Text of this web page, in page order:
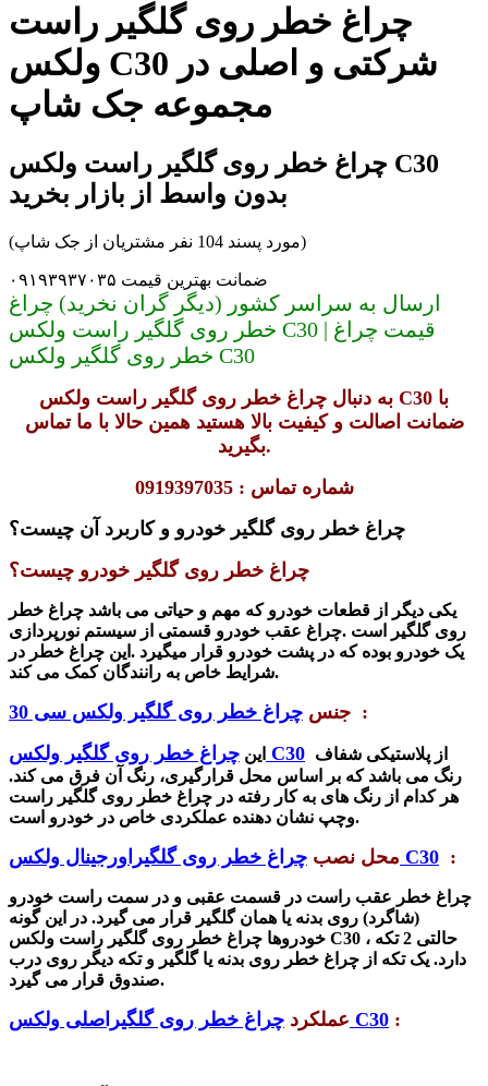
چراغ خطر روی گلگیر راست
ولکس C30 شرکتی و اصلی در
مجموعه جک شاپ
چراغ خطر روی گلگیر راست ولکس C30
بدون واسط از بازار بخرید
(مورد پسند 104 نفر مشتریان از جک شاپ)
ضمانت بهترین قیمت ۰۹۱۹۳۹۳۷۰۳۵
ارسال به سراسر کشور (دیگر گران نخرید) چراغ
خطر روی گلگیر راست ولکس C30 | قیمت چراغ
خطر روی گلگیر ولکس C30
به دنبال چراغ خطر روی گلگیر راست ولکس C30 با
ضمانت اصالت و کیفیت بالا هستید همین حالا با ما تماس
بگیرید.
شماره تماس : 0919397035
چراغ خطر روی گلگیر خودرو و کاربرد آن چیست؟
چراغ خطر روی گلگیر خودرو چیست؟
یکی دیگر از قطعات خودرو که مهم و حیاتی می باشد چراغ خطر
روی گلگیر است .چراغ عقب خودرو قسمتی از سیستم نورپردازی
یک خودرو بوده که در پشت خودرو قرار میگیرد . این چراغ خطر در
شرایط خاص به رانندگان کمک می کند.
جنس چراغ خطر روی گلگیر ولکس سی 30 :
این چراغ خطر روی گلگیر ولکس C30
رنگ می باشد که بر اساس محل قرارگیری، رنگ آن فرق می کند.
هر کدام از رنگ های به کار رفته در چراغ خطر روی گلگیر راست
وچپنشان دهنده عملکردی خاص در خودرو است.
محل نصب چراغ خطر روی گلگیراورجینال ولکس C30 :
چراغ خطر عقب راست در قسمت عقبی و در سمت راست خودرو
(شاگرد) روی بدنه یا همان گلگیر قرار می گیرد. در این گونه
خودروها چراغ خطر روی گلگیر راست ولکس C30 ، حالتی 2 تکه
دارد. یک تکه از چراغ خطر روی بدنه یا گلگیر و تکه دیگر روی درب
صندوق قرار می گیرد.
عملکرد چراغ خطر روی گلگیراصلی ولکس C30 :